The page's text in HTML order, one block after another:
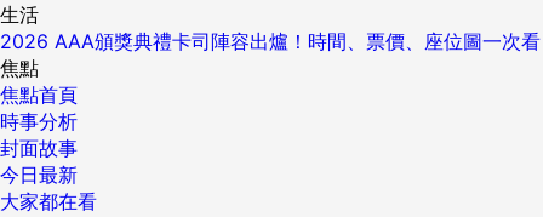
生活
2026 AAA頒獎典禮卡司陣容出爐！時間、票價、座位圖一次看
焦點
焦點首頁
時事分析
封面故事
今日最新
大家都在看